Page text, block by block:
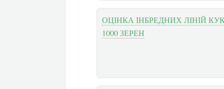
ОЦІНКА ІНБРЕДНИХ ЛІНІЙ
1000 ЗЕРЕН